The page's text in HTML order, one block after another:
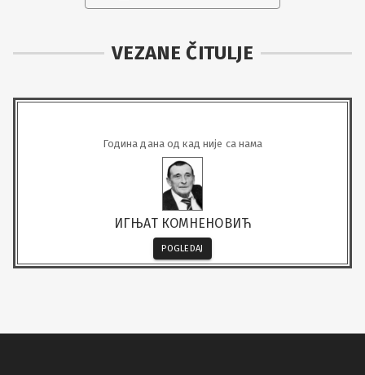
VEZANE ČITULJE
Година дана од кад није са нама
ИГЊАТ КОМНЕНОВИЋ
POGLEDAJ